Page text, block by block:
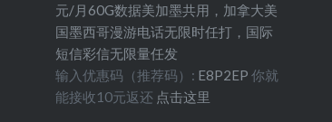
元/月60G数据美加墨共用，加拿大美
国墨西哥漫游电话无限时任打，国际
短信彩信无限量任发
输入优惠码（推荐码）: E8P2EP 你就
能接收10元返还 点击这里